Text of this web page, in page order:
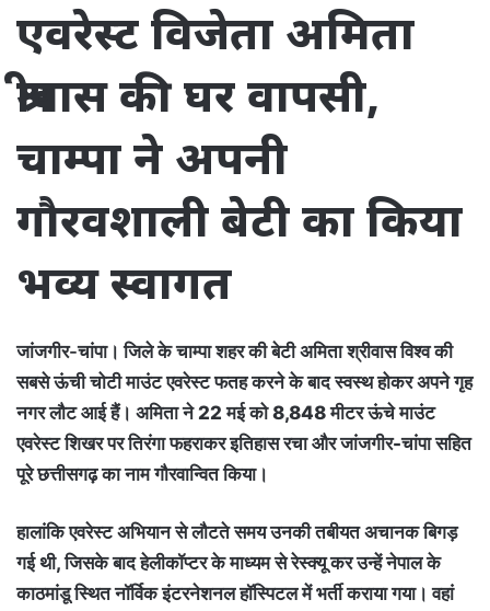
एवरेस्ट विजेता अमिता
श्रीवास की घर वापसी,
चाम्पा ने अपनी
गौरवशाली बेटी का किया
भव्य स्वागत
जांजगीर-चांपा। जिले के चाम्पा शहर की बेटी अमिता श्रीवास विश्व की
सबसे ऊंची चोटी माउंट एवरेस्ट फतह करने के बाद स्वस्थ होकर अपने गृह
नगर लौट आई हैं। अमिता ने 22 मई को 8,848 मीटर ऊंचे माउंट
एवरेस्ट शिखर पर तिरंगा फहराकर इतिहास रचा और जांजगीर-चांपा सहित
पूरे छत्तीसगढ़ का नाम गौरवान्वित किया।
हालांकि एवरेस्ट अभियान से लौटते समय उनकी तबीयत अचानक बिगड़
गई थी, जिसके बाद हेलीकॉप्टर के माध्यम से रेस्क्यू कर उन्हें नेपाल के
काठमांडू स्थित नॉर्विक इंटरनेशनल हॉस्पिटल में भर्ती कराया गया। वहां